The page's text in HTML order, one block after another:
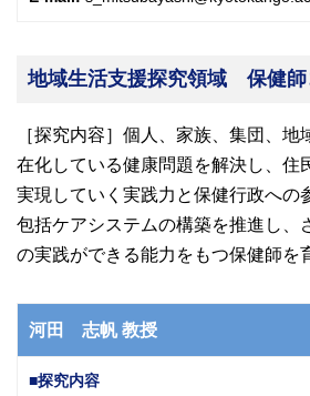
地域生活支援探究領域 保健師
［探究内容］個人、家族、集団、
在化している健康問題を解決し、住
実現していく実践力と保健行政への
包括ケアシステムの構築を推進し、
の実践ができる能力をもつ保健師を
河田 志帆教授
探究内容